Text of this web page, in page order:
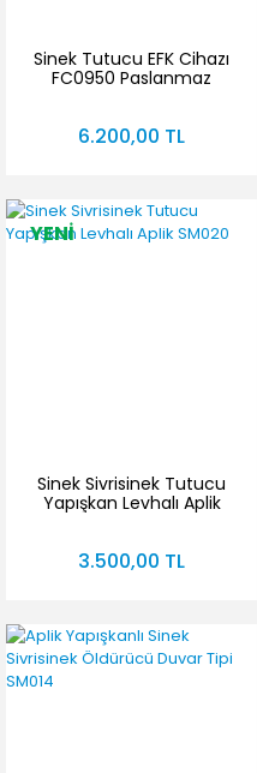
Sinek Tutucu EFK Cihazı
FC0950 Paslanmaz
6.200,00 TL
YENİ
Sinek Sivrisinek Tutucu
Yapışkan Levhalı Aplik
3.500,00 TL